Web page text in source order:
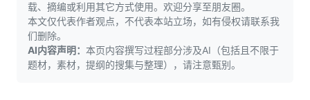
载、摘编或利用其它方式使用。欢迎分享至朋友圈。
本文仅代表作者观点，不代表本站立场，如有侵权请联系我
们删除。
AI内容声明： 本页内容撰写过程部分涉及AI（包括且不限于
题材，素材，提纲的搜集与整理），请注意甄别。